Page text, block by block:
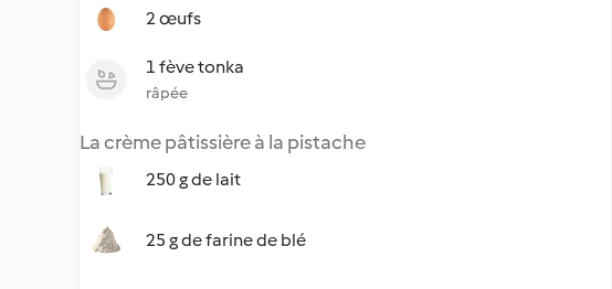
2 œufs
1 fève tonka
râpée
La crème pâtissière à la pistache
250 g de lait
25 g de farine de blé